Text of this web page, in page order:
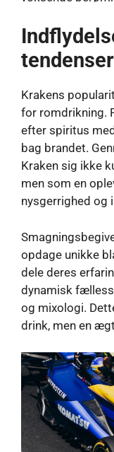
tendenser
Krakens
for romdrikning.
efter spiritus
bag brandet.
Kraken sig ikke
men som en
nysgerrighed og
opdage unikke
dele deres
dynamisk
og mixologi.
drink, men en